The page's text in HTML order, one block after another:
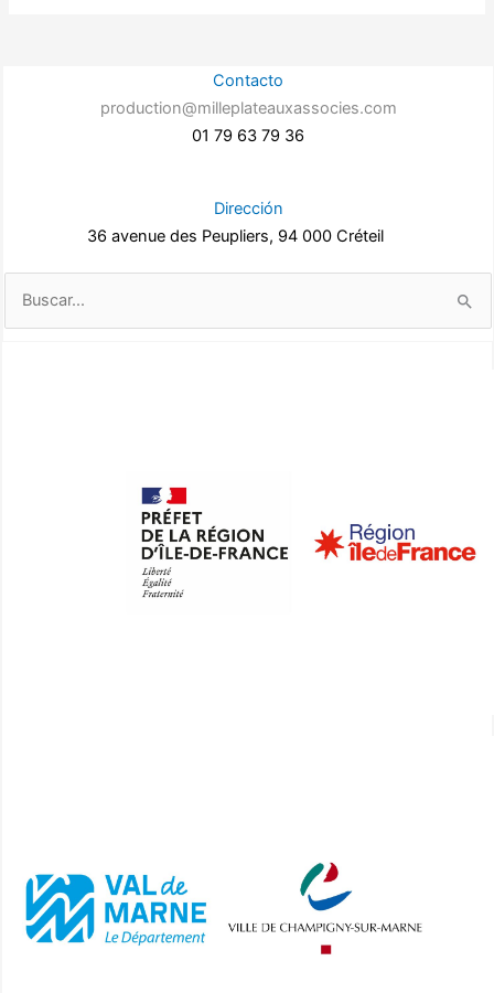
Contacto
production@milleplateauxassocies.com
01 79 63 79 36
Dirección
36 avenue des Peupliers, 94 000 Créteil
por: